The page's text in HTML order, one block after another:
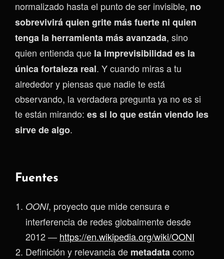
normalizado hasta el punto de ser invisible, no
sobrevivirá quien grite más fuerte ni quien
tenga la herramienta más avanzada, sino
quien entienda que la imprevisibilidad es la
única fortaleza real. Y cuando miras a tu
alrededor y piensas que nadie te está
observando, la verdadera pregunta ya no es si
te están mirando: es si lo que están viendo les
sirve de algo.
Fuentes
OONI, proyecto que mide censura e
interferencia de redes globalmente desde
2012 — https://en.wikipedia.org/wiki/OONI
Definición y relevancia de metadatacomo